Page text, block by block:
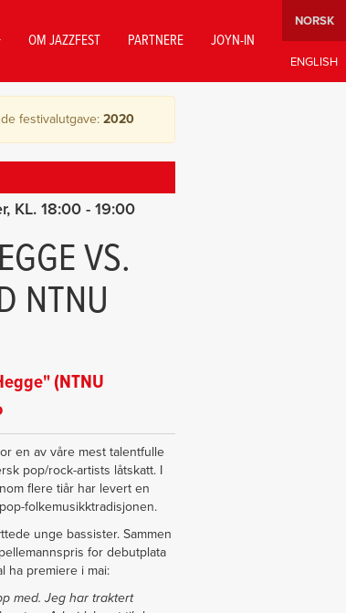
OM JAZZFEST PARTNERE JOYN-IN
festivalutgave: 2020
18:00 - 19:00
VS.
NTNU
(NTNU
en av våre mest talentfulle
pop/rock-artists låtskatt. I
flere tiår har levert en
folkemusikktradisjonen.
unge bassister. Sammen
for debutplata
ha premiere i mai:
med. Jeg har traktert